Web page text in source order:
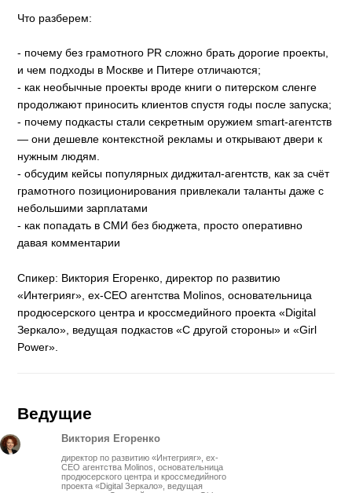
Что разберем:
- почему без грамотного PR сложно брать дорогие проекты,
и чем подходы в Москве и Питере отличаются;
- как необычные проекты вроде книги о питерском сленге
продолжают приносить клиентов спустя годы после запуска;
- почему подкасты стали секретным оружием smart-агентств
— они дешевле контекстной рекламы и открывают двери к
нужным людям.
- обсудим кейсы популярных диджитал-агентств, как за счёт
грамотного позиционирования привлекали таланты даже с
небольшими зарплатами
- как попадать в СМИ без бюджета, просто оперативно
давая комментарии
Спикер: Виктория Егоренко, директор по развитию
«Интегрияr», ex-CEO агентства Molinos, основательница
продюсерского центра и кроссмедийного проекта «Digital
Зеркало», ведущая подкастов «С другой стороны» и «Girl
Power».
Ведущие
Виктория Егоренко
директор по развитию «Интегрияr», ex-
CEO агентства Molinos, основательница
продюсерского центра и кроссмедийного
проекта «Digital Зеркало», ведущая